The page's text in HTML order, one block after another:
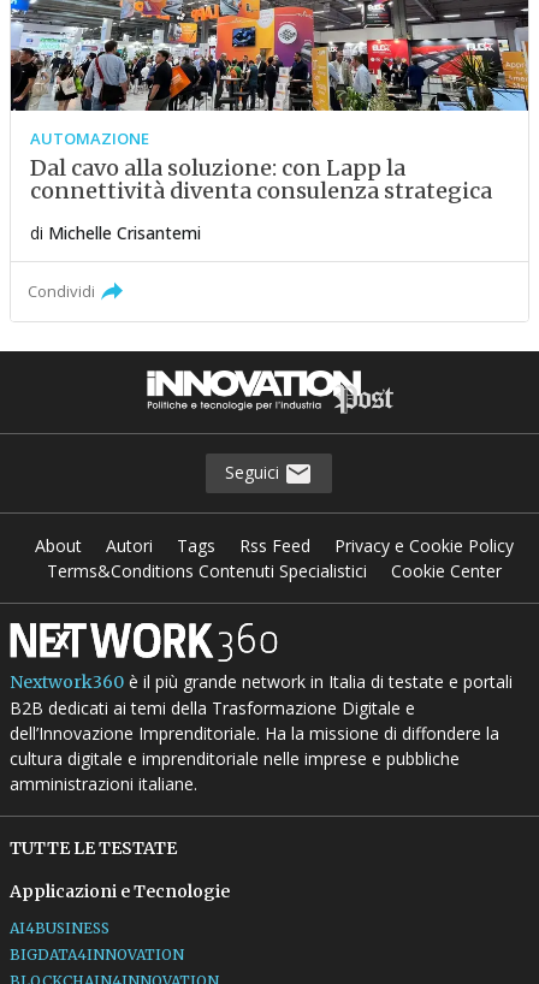
AUTOMAZIONE
Dal cavo alla soluzione: con Lapp la
connettività diventa consulenza strategica
di Michelle Crisantemi
Condividi
Seguici
About Autori Tags Rss Feed
Privacy e Cookie Policy
Terms&Conditions Contenuti Specialistici
Cookie Center
Nextwork360è il più grande network in Italia di testate e portali
B2B dedicati ai temi della Trasformazione Digitale e
dell’Innovazione Imprenditoriale. Ha la missione di diffondere la
cultura digitale e imprenditoriale nelle imprese e pubbliche
amministrazioni italiane.
TUTTE LE TESTATE
Applicazioni e Tecnologie
AI4BUSINESS
BIGDATA4INNOVATION